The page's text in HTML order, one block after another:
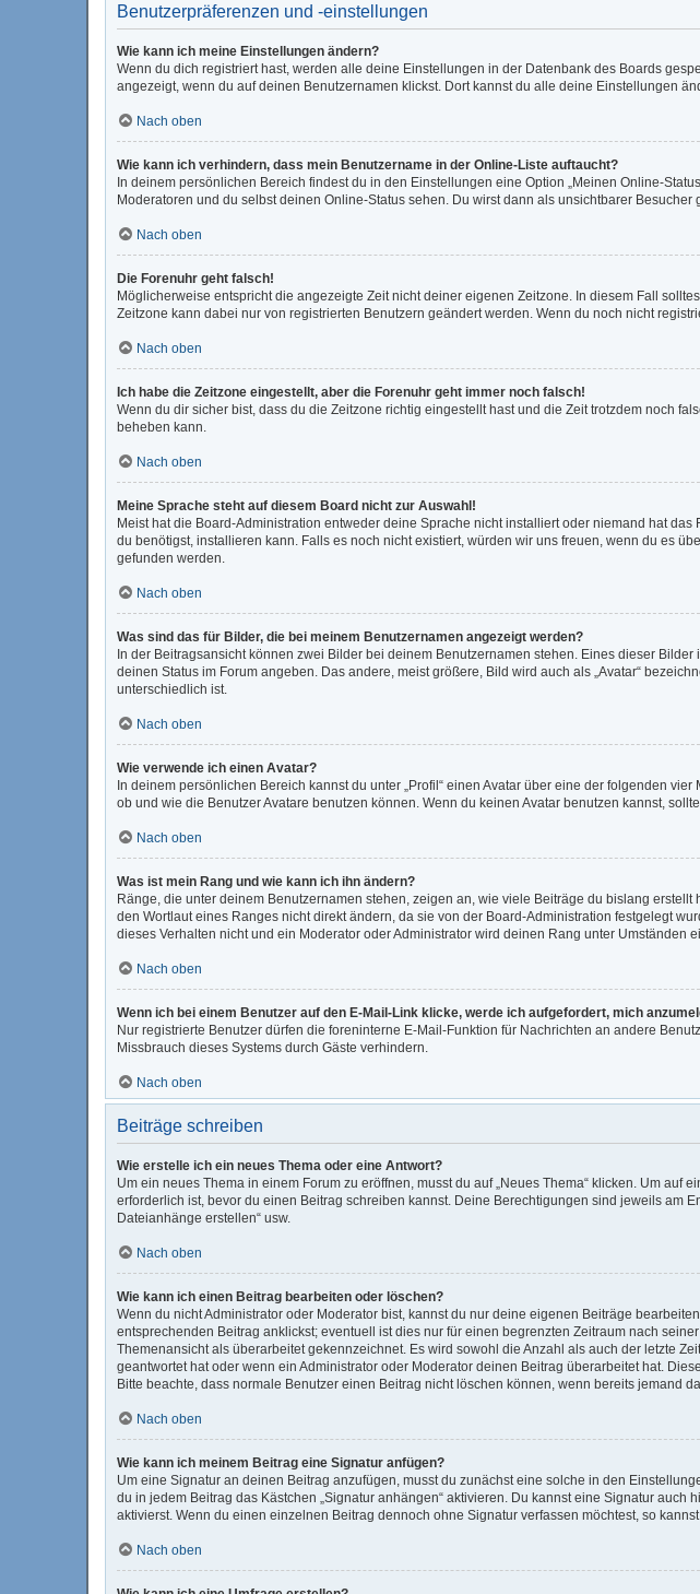
Benutzerpräferenzen und -einstellungen
Wie kann ich meine Einstellungen ändern?
Wenn du dich registriert hast, werden alle deine Einstellungen in der Datenbank des Boards
angezeigt, wenn du auf deinen Benutzernamen klickst. Dort kannst du alle deine Einstellungen
Nach oben
Wie kann ich verhindern, dass mein Benutzername in der Online-Liste auftaucht?
In deinem persönlichen Bereich findest du in den Einstellungen eine Option „Meinen Online-
Moderatoren und du selbst deinen Online-Status sehen. Du wirst dann als unsichtbarer Besucher
Nach oben
Die Forenuhr geht falsch!
Möglicherweise entspricht die angezeigte Zeit nicht deiner eigenen Zeitzone. In diesem Fall
Zeitzone kann dabei nur von registrierten Benutzern geändert werden. Wenn du noch nicht
Nach oben
Ich habe die Zeitzone eingestellt, aber die Forenuhr geht immer noch falsch!
Wenn du dir sicher bist, dass du die Zeitzone richtig eingestellt hast und die Zeit trotzdem noch
beheben kann.
Nach oben
Meine Sprache steht auf diesem Board nicht zur Auswahl!
Meist hat die Board-Administration entweder deine Sprache nicht installiert oder niemand hat
du benötigst, installieren kann. Falls es noch nicht existiert, würden wir uns freuen, wenn du es
gefunden werden.
Nach oben
Was sind das für Bilder, die bei meinem Benutzernamen angezeigt werden?
In der Beitragsansicht können zwei Bilder bei deinem Benutzernamen stehen. Eines dieser
deinen Status im Forum angeben. Das andere, meist größere, Bild wird auch als „Avatar“
unterschiedlich ist.
Nach oben
Wie verwende ich einen Avatar?
In deinem persönlichen Bereich kannst du unter „Profil“ einen Avatar über eine der folgenden
ob und wie die Benutzer Avatare benutzen können. Wenn du keinen Avatar benutzen kannst,
Nach oben
Was ist mein Rang und wie kann ich ihn ändern?
Ränge, die unter deinem Benutzernamen stehen, zeigen an, wie viele Beiträge du bislang
den Wortlaut eines Ranges nicht direkt ändern, da sie von der Board-Administration festgelegt
dieses Verhalten nicht und ein Moderator oder Administrator wird deinen Rang unter Umständen
Nach oben
Wenn ich bei einem Benutzer auf den E-Mail-Link klicke, werde ich aufgefordert, mich
Nur registrierte Benutzer dürfen die foreninterne E-Mail-Funktion für Nachrichten an andere
Missbrauch dieses Systems durch Gäste verhindern.
Nach oben
Beiträge schreiben
Wie erstelle ich ein neues Thema oder eine Antwort?
Um ein neues Thema in einem Forum zu eröffnen, musst du auf „Neues Thema“ klicken. Um auf
erforderlich ist, bevor du einen Beitrag schreiben kannst. Deine Berechtigungen sind jeweils am
Dateianhänge erstellen“ usw.
Nach oben
Wie kann ich einen Beitrag bearbeiten oder löschen?
Wenn du nicht Administrator oder Moderator bist, kannst du nur deine eigenen Beiträge
entsprechenden Beitrag anklickst; eventuell ist dies nur für einen begrenzten Zeitraum nach
Themenansicht als überarbeitet gekennzeichnet. Es wird sowohl die Anzahl als auch der letzte
geantwortet hat oder wenn ein Administrator oder Moderator deinen Beitrag überarbeitet hat.
Bitte beachte, dass normale Benutzer einen Beitrag nicht löschen können, wenn bereits jemand
Nach oben
Wie kann ich meinem Beitrag eine Signatur anfügen?
Um eine Signatur an deinen Beitrag anzufügen, musst du zunächst eine solche in den
du in jedem Beitrag das Kästchen „Signatur anhängen“ aktivieren. Du kannst eine Signatur
aktivierst. Wenn du einen einzelnen Beitrag dennoch ohne Signatur verfassen möchtest, so
Nach oben